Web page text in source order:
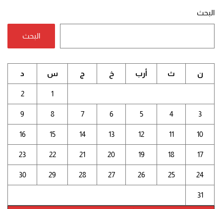
البحث
البحث
ن ث أرب خ ج س د
1
2
3
4
5
6
7
8
9
10
11
12
13
14
15
16
17
18
19
20
21
22
23
24
25
26
27
28
29
30
31